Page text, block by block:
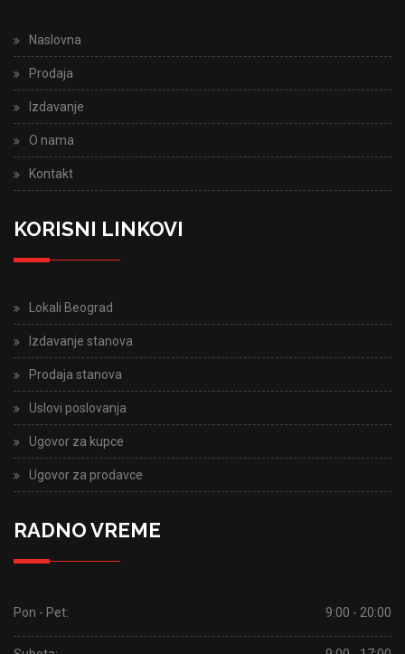
Naslovna
Prodaja
Izdavanje
O nama
Kontakt
KORISNI LINKOVI
Lokali Beograd
Izdavanje stanova
Prodaja stanova
Uslovi poslovanja
Ugovor za kupce
Ugovor za prodavce
RADNO VREME
Pon - Pet: 9:00 - 20:00